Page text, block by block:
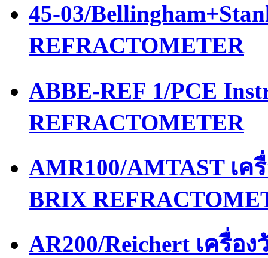
45-03/
REFRACTOMETER
ABBE-REF 1/PCE
REFRACTOMETER
AMR100/AMTAST เ
BRIX
AR200/Reichert เครื่อ